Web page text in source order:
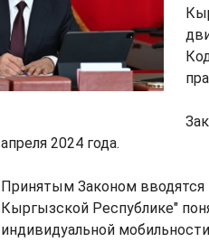
апреля 2024 года.
Принятым Законом
Кыргызской Республике"
индивидуальной